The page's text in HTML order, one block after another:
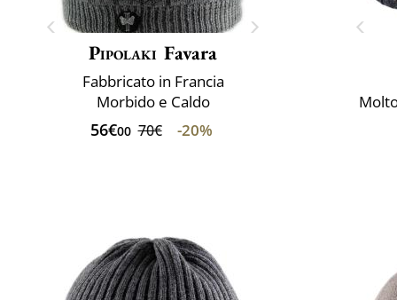
Pipolaki Favara
Fabbricato in Francia
Morbido e Caldo
56€00 70€ -20%